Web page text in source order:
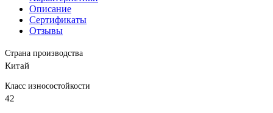
Описание
Сертификаты
Отзывы
Страна производства
Китай
Класс износостойкости
42